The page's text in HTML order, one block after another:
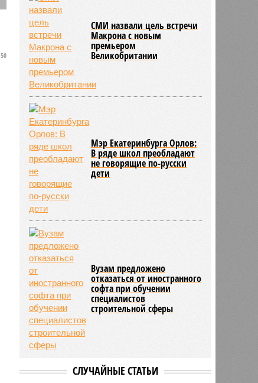
СМИ назвали цель встречи
Макрона с новым
премьером
Великобритании
Мэр Екатеринбурга Орлов:
В ряде школ преобладают
не говорящие по-русски
дети
Вузам предложено
отказаться от иностранного
софта при обучении
специалистов
строительной сферы
СЛУЧАЙНЫЕ СТАТЬИ